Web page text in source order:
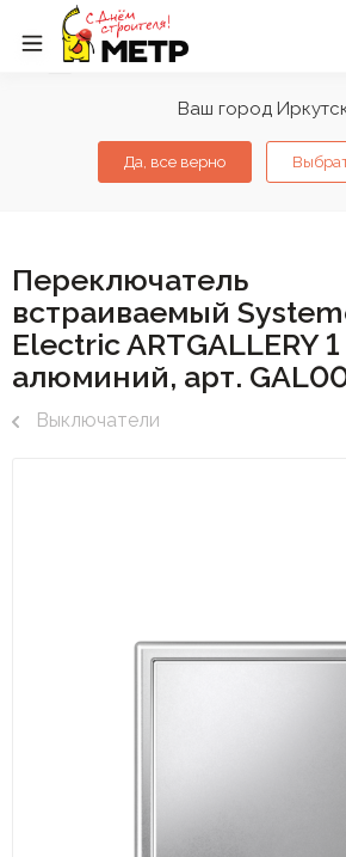
Ваш город
Да, все верно
Переключатель
встраиваемый
Electric ARTGALLERY 1
алюминий, арт.
Выключатели